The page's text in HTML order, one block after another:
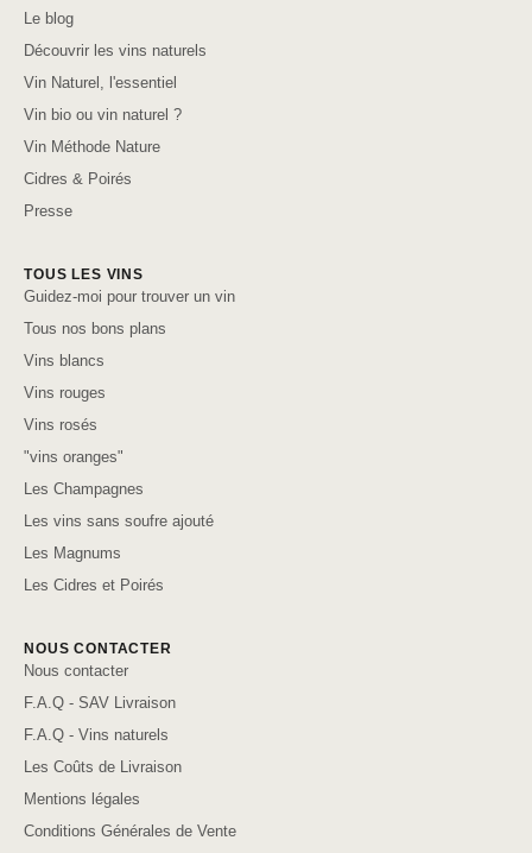
Le blog
Découvrir les vins naturels
Vin Naturel, l'essentiel
Vin bio ou vin naturel ?
Vin Méthode Nature
Cidres & Poirés
Presse
TOUS LES VINS
Guidez-moi pour trouver un vin
Tous nos bons plans
Vins blancs
Vins rouges
Vins rosés
"vins oranges"
Les Champagnes
Les vins sans soufre ajouté
Les Magnums
Les Cidres et Poirés
NOUS CONTACTER
Nous contacter
F.A.Q - SAV Livraison
F.A.Q - Vins naturels
Les Coûts de Livraison
Mentions légales
Conditions Générales de Vente